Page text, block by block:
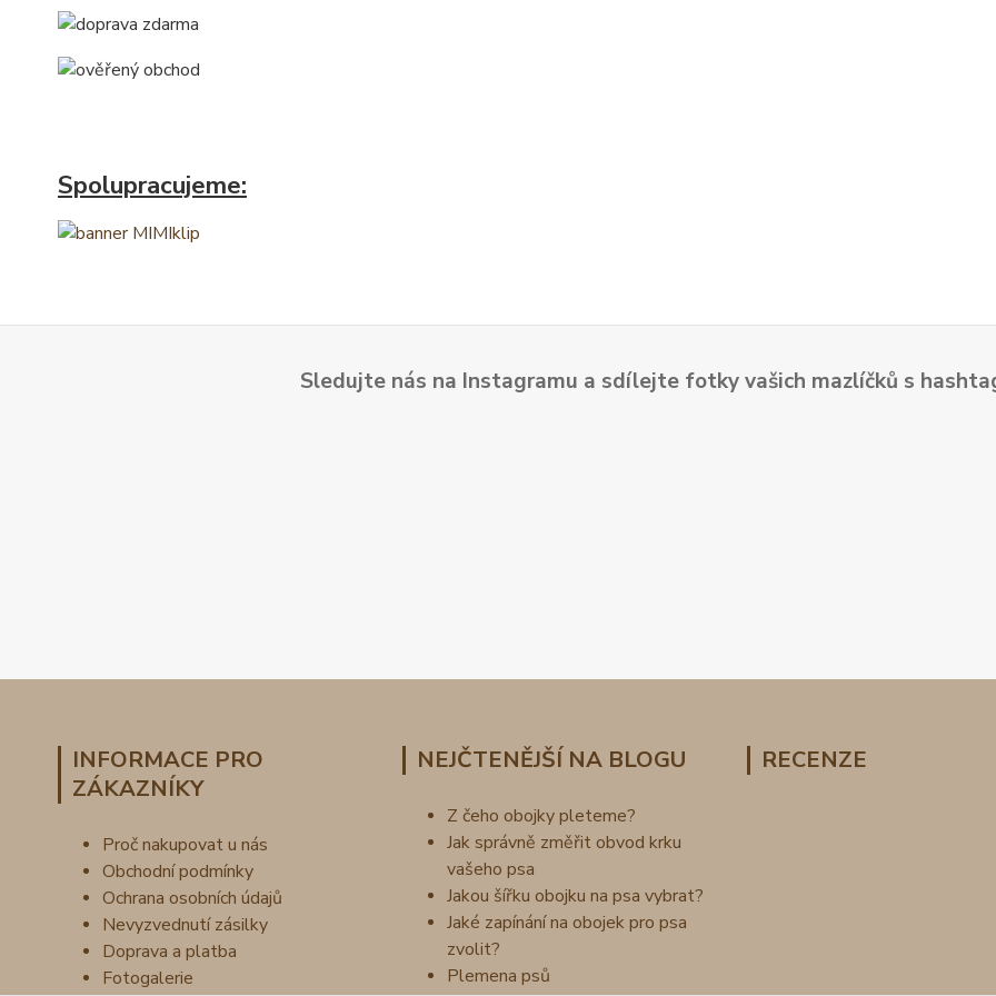
Spolupracujeme:
Sledujte nás na Instagramu a sdílejte fotky vašich mazlíčků s
INFORMACE PRO
ZÁKAZNÍKY
Proč nakupovat u nás
Obchodní podmínky
Ochrana osobních údajů
Nevyzvednutí zásilky
Doprava a platba
Fotogalerie
NEJČTENĚJŠÍ NA BLOGU
Z čeho obojky pleteme?
Jak správně změřit obvod krku
vašeho psa
Jakou šířku obojku na psa vybrat?
Jaké zapínání na obojek pro psa
zvolit?
Plemena psů
RECENZE